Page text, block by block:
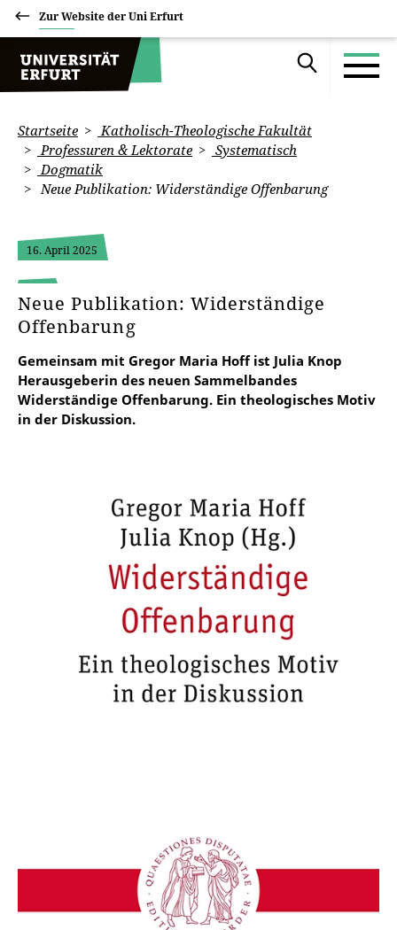
Zur Website der Uni Erfurt
Startseite
Katholisch-Theologische Fakultät
Professuren & Lektorate
Systematisch
Dogmatik
Neue Publikation: Widerständige Offenbarung
16. April 2025
Neue Publikation: Widerständige
Offenbarung
Gemeinsam mit Gregor Maria Hoff ist Julia Knop
Herausgeberin des neuen Sammelbandes
Widerständige Offenbarung. Ein theologisches Motiv
in der Diskussion.